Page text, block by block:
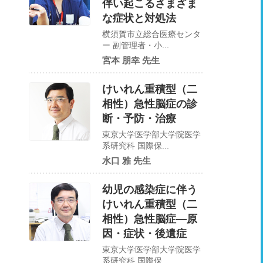
伴い起こるさまざま
な症状と対処法
横須賀市立総合医療センタ
ー 副管理者・小...
宮本 朋幸 先生
けいれん重積型（二
相性）急性脳症の診
断・予防・治療
東京大学医学部大学院医学
系研究科 国際保...
水口 雅 先生
幼児の感染症に伴う
けいれん重積型（二
相性）急性脳症—原
因・症状・後遺症
東京大学医学部大学院医学
系研究科 国際保...